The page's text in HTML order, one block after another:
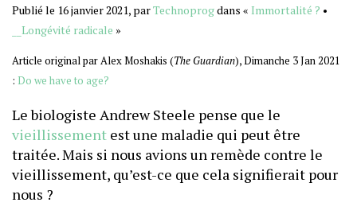
Publié le 16 janvier 2021, parTechnoprogdans « Immortalité ? •
__Longévité radicale »
Article original par Alex Moshakis (The Guardian), Dimanche 3 Jan 2021
: Do we have to age?
Le biologiste Andrew Steele pense que le
vieillissement est une maladie qui peut être
traitée. Mais si nous avions un remède contre le
vieillissement, qu’est-ce que cela signifierait pour
nous ?